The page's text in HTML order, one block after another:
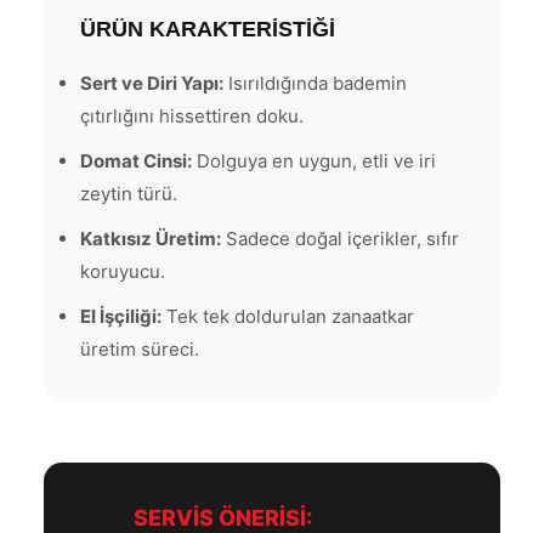
ÜRÜN KARAKTERİSTİĞİ
Sert ve Diri Yapı: Isırıldığında bademin
çıtırlığını hissettiren doku.
Domat Cinsi: Dolguya en uygun, etli ve iri
zeytin türü.
Katkısız Üretim: Sadece doğal içerikler, sıfır
koruyucu.
El İşçiliği: Tek tek doldurulan zanaatkar
üretim süreci.
SERVİS ÖNERİSİ: